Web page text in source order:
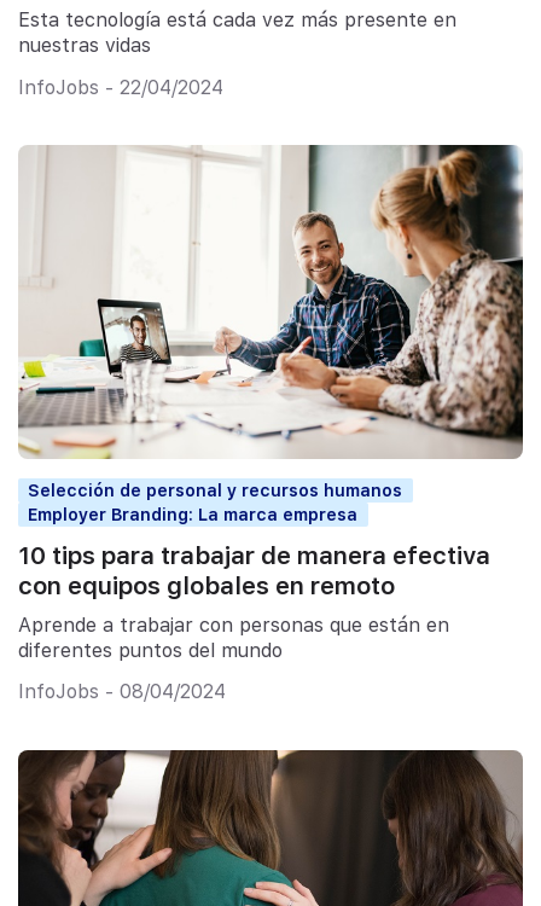
Esta tecnología está cada vez más presente en
nuestras vidas
InfoJobs - 22/04/2024
Selección de personal y recursos humanos
Employer Branding: La marca empresa
10 tips para trabajar de manera efectiva
con equipos globales en remoto
Aprende a trabajar con personas que están en
diferentes puntos del mundo
InfoJobs - 08/04/2024